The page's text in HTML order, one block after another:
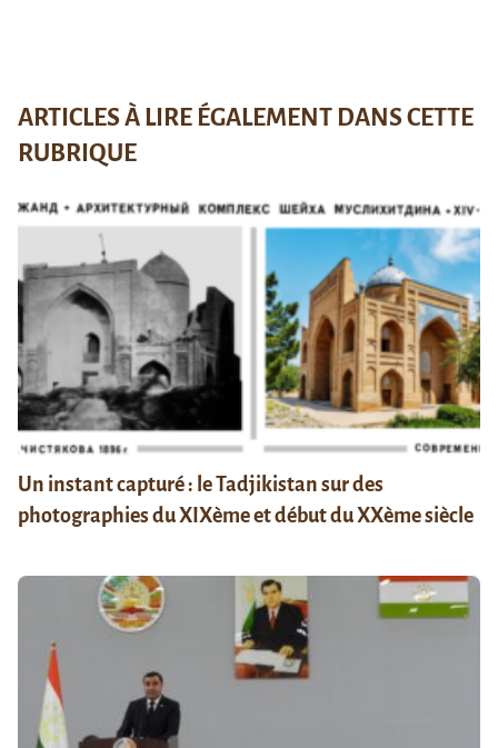
ARTICLES À LIRE ÉGALEMENT DANS CETTE
RUBRIQUE
Un instant capturé : le Tadjikistan sur des
photographies du XIXème et début du XXème siècle